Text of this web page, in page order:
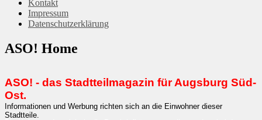
Kontakt
Impressum
Datenschutzerklärung
ASO! Home
ASO! - das Stadtteilmagazin für Augsburg Süd-
Ost.
Informationen und Werbung richten sich an die Einwohner dieser
Stadtteile.